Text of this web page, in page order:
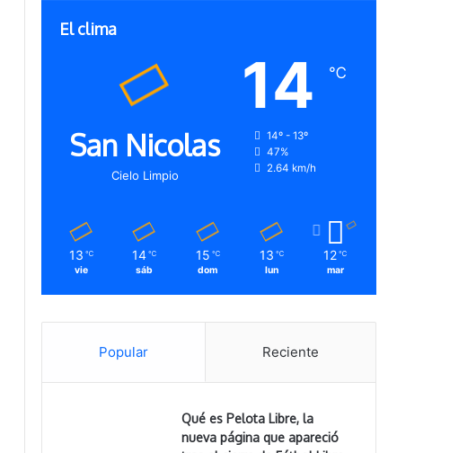
El clima
San Nicolas
Cielo Limpio
14 ℃
14º - 13º
47%
2.64 km/h
13 ℃
vie
14 ℃
sáb
15 ℃
dom
13 ℃
lun
12 ℃
mar
Popular Reciente
Qué es Pelota Libre, la
nueva página que apareció